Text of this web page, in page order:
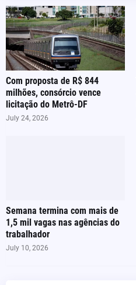
Com proposta de R$ 844
milhões, consórcio vence
licitação do Metrô-DF
July 24, 2026
Semana termina com mais de
1,5 mil vagas nas agências do
trabalhador
July 10, 2026